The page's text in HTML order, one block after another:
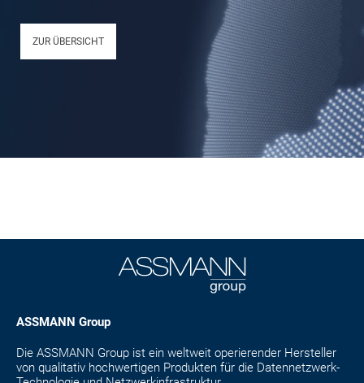
ZUR ÜBERSICHT
ASSMANN Group
Die ASSMANN Group ist ein weltweit operierender Hersteller
von qualitativ hochwertigen Produkten für die Datennetzwerk-